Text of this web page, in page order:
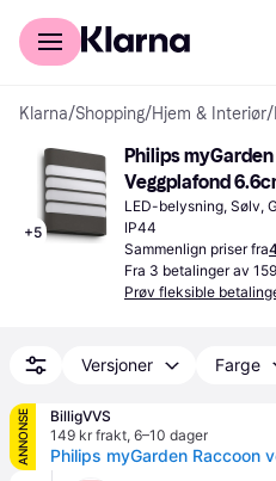
For kunder
Klarna/Shopping/Hjem & Interiør/
+5
Philips myGarden
Veggplafond
LED-belysning, Sølv,
IP44
Sammenlign priser fra
Fra 3 betalinger av
Prøv fleksible
Versjoner Farge
ANNONSE
BilligVVS
149 kr frakt, 6–10 dager